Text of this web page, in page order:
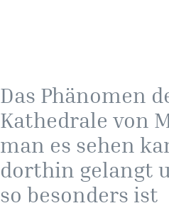
Das Phänomen
Kathedrale von
man es sehen
dorthin gelangt
so besonders ist